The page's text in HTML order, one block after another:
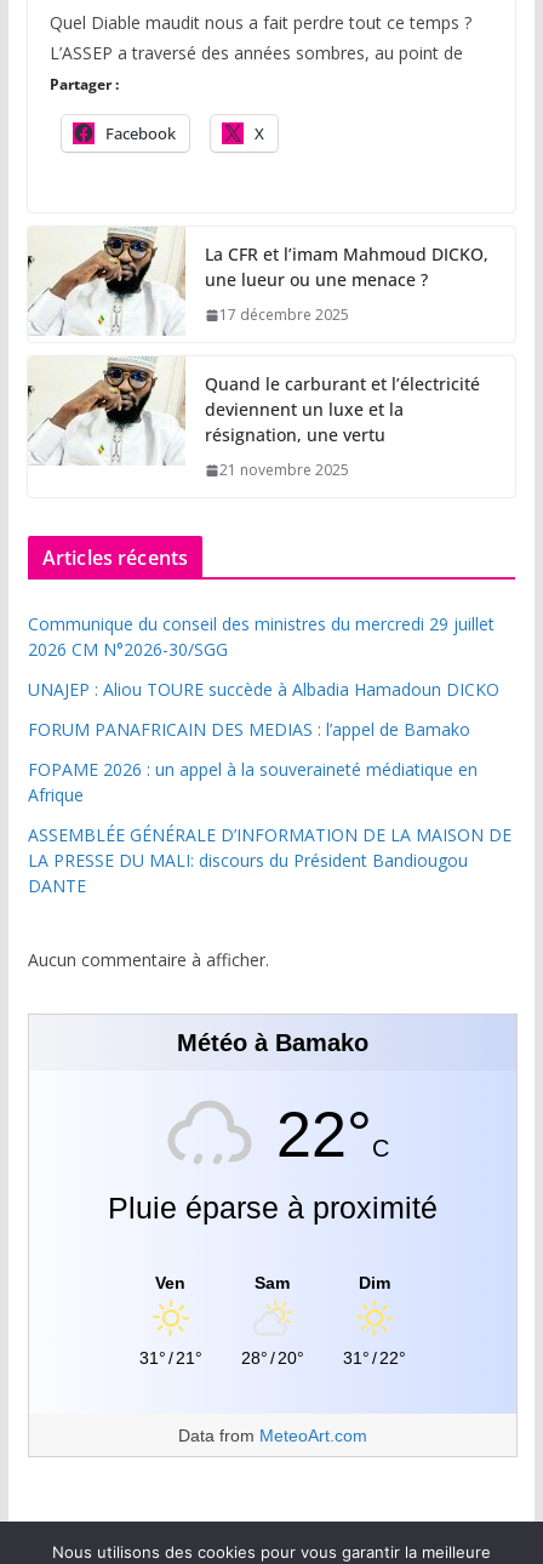
Quel Diable maudit nous a fait perdre tout ce temps ?
L’ASSEP a traversé des années sombres, au point de
Partager :
Facebook X
La CFR et l’imam Mahmoud DICKO,
une lueur ou une menace ?
17 décembre 2025
Quand le carburant et l’électricité
deviennent un luxe et la
résignation, une vertu
21 novembre 2025
Articles récents
Communique du conseil des ministres du mercredi 29 juillet
2026 CM N°2026-30/SGG
UNAJEP : Aliou TOURE succède à Albadia Hamadoun DICKO
FORUM PANAFRICAIN DES MEDIAS : l’appel de Bamako
FOPAME 2026 : un appel à la souveraineté médiatique en
Afrique
ASSEMBLÉE GÉNÉRALE D’INFORMATION DE LA MAISON DE
LA PRESSE DU MALI: discours du Président Bandiougou
DANTE
Aucun commentaire à afficher.
Météo à Bamako
22°C
Pluie éparse à proximité
Ven
31°/21°
Sam
28°/20°
Dim
31°/22°
Data from MeteoArt.com
Nous utilisons des cookies pour vous garantir la meilleure